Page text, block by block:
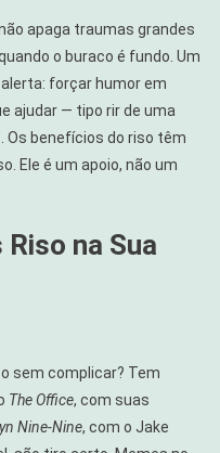
apaga traumas grandes
o buraco é fundo. Um
forçar humor em
ajudar — tipo rir de uma
Os benefícios do riso têm
Ele é um apoio, não um
na Sua
sem complicar? Tem
The Office, com suas
Nine-Nine, com o Jake